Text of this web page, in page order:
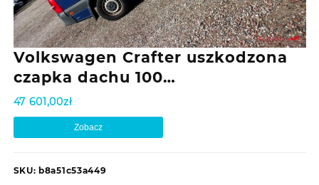
Volkswagen Crafter uszkodzona
czapka dachu 100…
47 601,00zł
Zobacz
SKU: b8a51c53a449